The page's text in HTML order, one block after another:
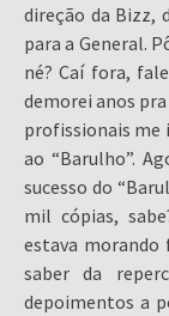
direção da Bizz,
para a General.
né? Caí fora,
demorei anos
profissionais me
ao “Barulho”.
sucesso do
mil cópias,
estava
saber da
depoimentos a